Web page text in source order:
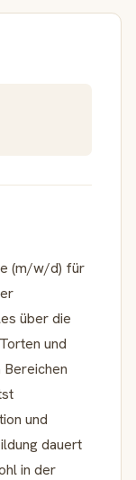
(m/w/d) für
über die
und
und
dauert
in der